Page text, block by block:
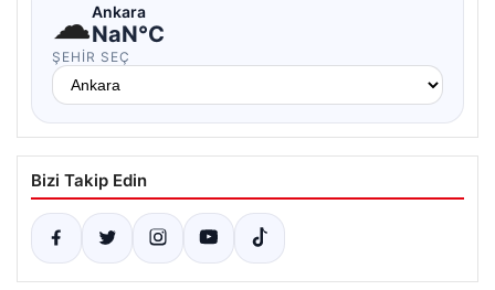
☁Ankara
NaN°C
ŞEHIR SEÇ
Bizi Takip Edin